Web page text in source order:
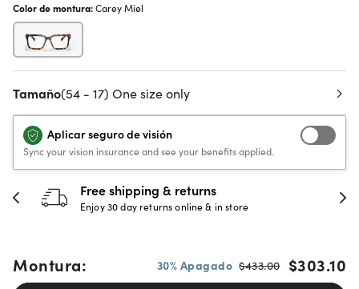
Color de montura:Carey Miel
Tamaño(54 - 17) One size only
Aplicar seguro de visión
Sync your vision insurance and see your benefits applied.
Free shipping & returns
Enjoy 30 day returns online & in store
Montura: 30% Apagado $433.00 $303.10